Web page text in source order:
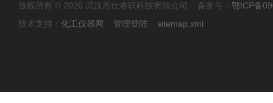
版权所有 © 2026 武汉高仕睿联科技有限公司 备案号： 鄂ICP备
技术支持： 化工仪器网 管理登陆 sitemap.xml